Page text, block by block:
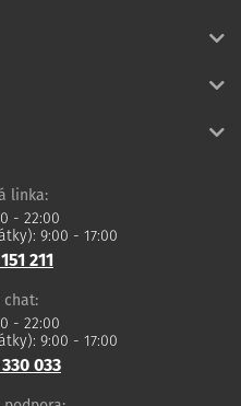
linka:
- 22:00
9:00 - 17:00
211
chat:
- 22:00
9:00 - 17:00
033